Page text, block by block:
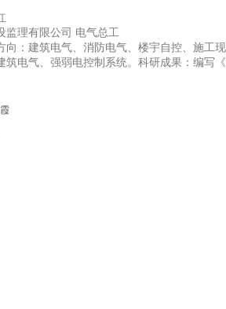
理有限公司 电气总工
：建筑电气、消防电气、楼宇自控、施工现
电气、强弱电控制系统。科研成果：编写